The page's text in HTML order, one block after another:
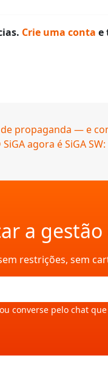
Crie uma conta e
propaganda — e
SiGA agora é SiGA
a gestão
restrições, sem
converse pelo chat